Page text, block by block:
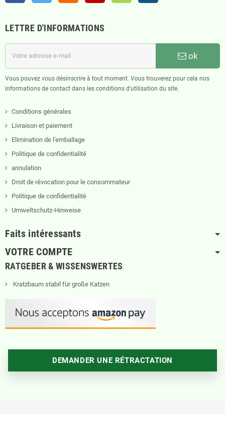
LETTRE D'INFORMATIONS
ok
Vous pouvez vous désinscrire à tout moment. Vous trouverez pour cela nos
informations de contact dans les conditions d'utilisation du site.
Conditions générales
Livraison et paiement
Elimination de l'emballage
Politique de confidentialité
annulation
Droit de révocation pour le consommateur
Politique de confidentialité
Umweltschutz-Hinweise
Faits intéressants
VOTRE COMPTE
RATGEBER & WISSENSWERTES
Kratzbaum stabil für große Katzen
DEMANDER UNE RÉTRACTATION